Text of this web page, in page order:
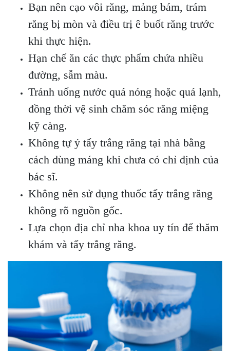
Bạn nên cạo vôi răng, mảng bám, trám
răng bị mòn và điều trị ê buốt răng trước
khi thực hiện.
Hạn chế ăn các thực phẩm chứa nhiều
đường, sẫm màu.
Tránh uống nước quá nóng hoặc quá lạnh,
đồng thời vệ sinh chăm sóc răng miệng
kỹ càng.
Không tự ý tẩy trắng răng tại nhà bằng
cách dùng máng khi chưa có chỉ định của
bác sĩ.
Không nên sử dụng thuốc tẩy trắng răng
không rõ nguồn gốc.
Lựa chọn địa chỉ nha khoa uy tín để thăm
khám và tẩy trắng răng.